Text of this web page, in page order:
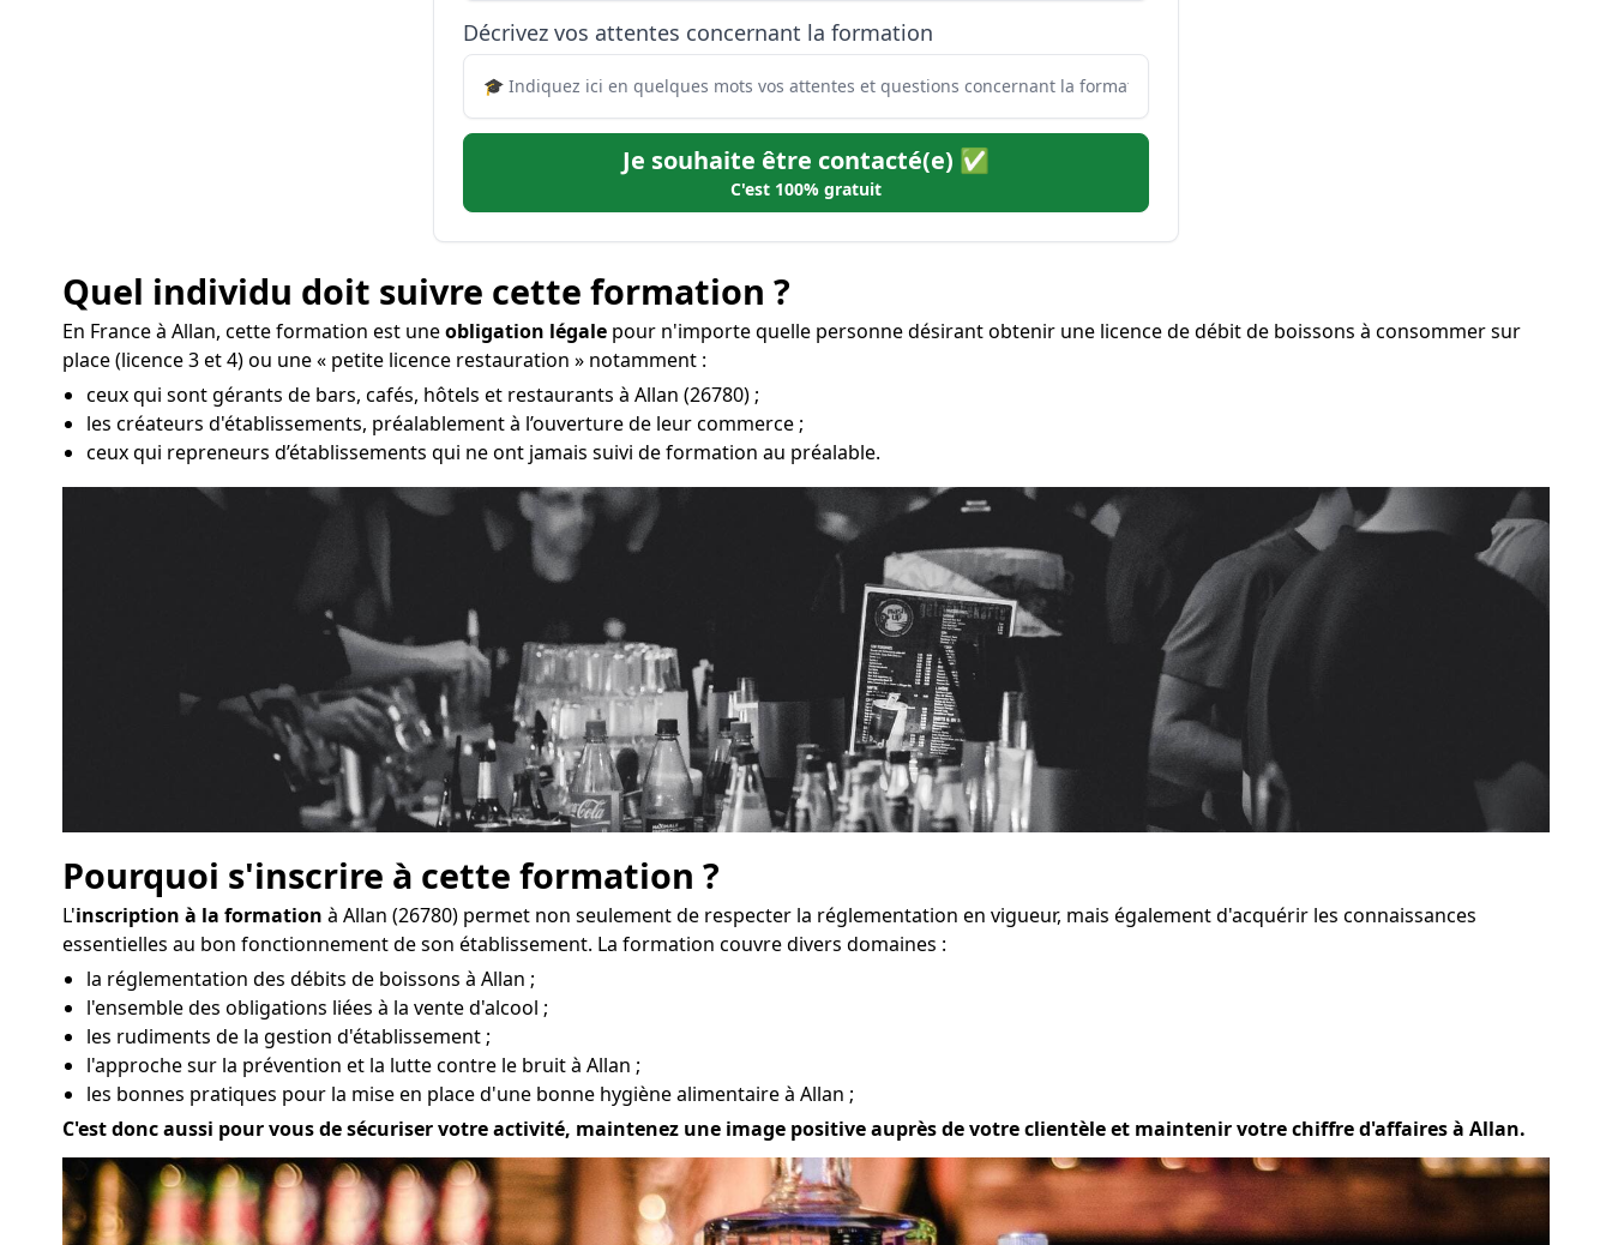
Décrivez vos attentes concernant la formation
Je souhaite être contacté(e) ✅
C'est 100% gratuit
Quel individu doit suivre cette formation ?
En France à Allan, cette formation est uneobligation légale pour n'importe quelle personne désirant obtenir une licence de débit de boissons à consommer sur
place (licence 3 et 4) ou une « petite licence restauration » notamment :
ceux qui sont gérants de bars, cafés, hôtels et restaurants à Allan (26780) ;
les créateurs d'établissements, préalablement à l’ouverture de leur commerce ;
ceux qui repreneurs d’établissements qui ne ont jamais suivi de formation au préalable.
Pourquoi s'inscrire à cette formation ?
L'inscription à la formation à Allan (26780) permet non seulement de respecter la réglementation en vigueur, mais également d'acquérir les connaissances
essentielles au bon fonctionnement de son établissement. La formation couvre divers domaines :
la réglementation des débits de boissons à Allan ;
l'ensemble des obligations liées à la vente d'alcool ;
les rudiments de la gestion d'établissement ;
l'approche sur la prévention et la lutte contre le bruit à Allan ;
les bonnes pratiques pour la mise en place d'une bonne hygiène alimentaire à Allan ;
C'est donc aussi pour vous de sécuriser votre activité, maintenez une image positive auprès de votre clientèle et maintenir votre chiffre d'affaires à Allan.